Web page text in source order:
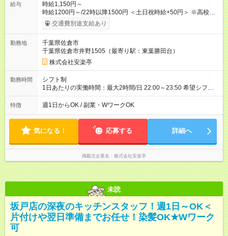
給与
時給1,150円～
時給1200円～/22時以降1500円 ＜土日祝時給+50円＞ ※高校生
時給1150円 【試用期間】試用期間あり 試用期間の長さ：12ヶ
月 雇用形態、給与は本採用時と同じです。 ※最大12ヶ月の間
交通費別途支給あり
勤務地
千葉県佐倉市
千葉県佐倉市井野1505（最寄り駅：東葉勝田台）
株式会社安楽亭
勤務時間
シフト制
1日あたりの実働時間：最大2時間/日 22:00～23:50 希望シフト
制！ 週1日～・1日3時間～OK！ ※18歳未満・高校生は21:30ま
での勤務 ＊短時間OK！学業と両立◎ ＊週4日以上のしっかり勤
暇の予定に合わせてのシフト相談も可能！
特徴 週1日からOK / 副業・WワークOK
気になる！ 応募する 詳細へ
掲載元企業名 株式会社安楽亭
未読
坂戸店の深夜のキッチンスタッフ！週1日～OK＜
片付けや翌日準備までお任せ！染髪OK★Wワーク
可